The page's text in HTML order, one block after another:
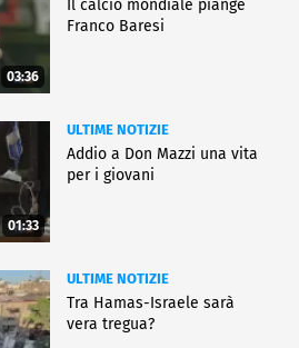
03:36
Il calcio mondiale piange
Franco Baresi
01:33
ULTIME NOTIZIE
Addio a Don Mazzi una vita
per i giovani
ULTIME NOTIZIE
Tra Hamas-Israele sarà
vera tregua?